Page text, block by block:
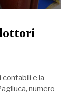
e la
numero